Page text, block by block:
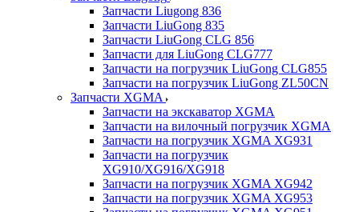
Запчасти Liugong 836
Запчасти LiuGong 835
Запчасти LiuGong CLG 856
Запчасти для LiuGong CLG777
Запчасти на погрузчик LiuGong CLG855
Запчасти на погрузчик LiuGong ZL50CN
Запчасти XGMA
Запчасти на экскаватор XGMA
Запчасти на вилочный погрузчик XGMA
Запчасти на погрузчик XGMA XG931
Запчасти на погрузчик
XG910/XG916/XG918
Запчасти на погрузчик XGMA XG942
Запчасти на погрузчик XGMA XG953